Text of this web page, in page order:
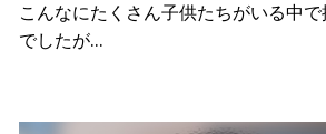
こんなにたくさん子供たちがいる中
でしたが…